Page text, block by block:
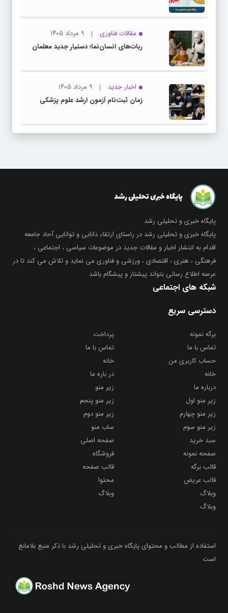
مقالات فناوری
۹ مرداد ۱۴۰۵
ربات‌های انسان‌نما؛ دستیار جدید معلمان
اخبار جدید
۹ مرداد ۱۴۰۵
زمان ثبت‌نام آزمون ارشد علوم پزشکی
پایگاه خبری و تحلیلی رشد
پایگاه خبری و تحلیلی رشد در راستای ارتقاء دانایی و توانایی آحاد جامعه
اقدام به انتشار اخبار و مقالات جدید در موضوعات سیاسی ، اجتماعی ،
فرهنگی ، هنری ، اقتصادی ، ورزشی و فناوری می نماید و تلاش می کند تا در
عرصه اطلاع رسانی بتواند پیشتاز و پیشگام باشد
شبکه های اجتماعی
دسترسی سریع
برگه نمونه
پرداخت
تماس با ما
تماس با ما
حساب کاربری من
خانه
خانه
در باره ما
درباره ما
زیر منو
زیر منو اول
زیر منو پنجم
زیر منو چهارم
زیر منو دوم
زیر منو سوم
ساب منو
سبد خرید
صفحه اصلی
صفحه نمونه
فروشگاه
قالب برگه
قالب صفحه
قالب عریض
محتوا
وبلاگ
وبلاگ
وبلاگ
استفاده از مطالب و محتوای پایگاه خبری و تحلیلی رشد با ذکر منبع بلامانع
است